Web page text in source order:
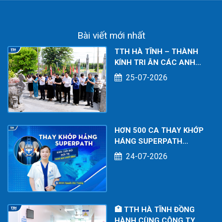
ĐỘNG
Bài viết mới nhất
TTH HÀ TĨNH – THÀNH
KÍNH TRI ÂN CÁC ANH
HÙNG LIỆT SĨ NHÂN KỶ
NIỆM 79 NĂM NGÀY
25-07-2026
HƠN 500 CA THAY KHỚP
HÁNG SUPERPATH
THÀNH CÔNG – DẤU ẤN
CHUYÊN MÔN TẠI BỆNH
24-07-2026
🏥 TTH HÀ TĨNH ĐỒNG